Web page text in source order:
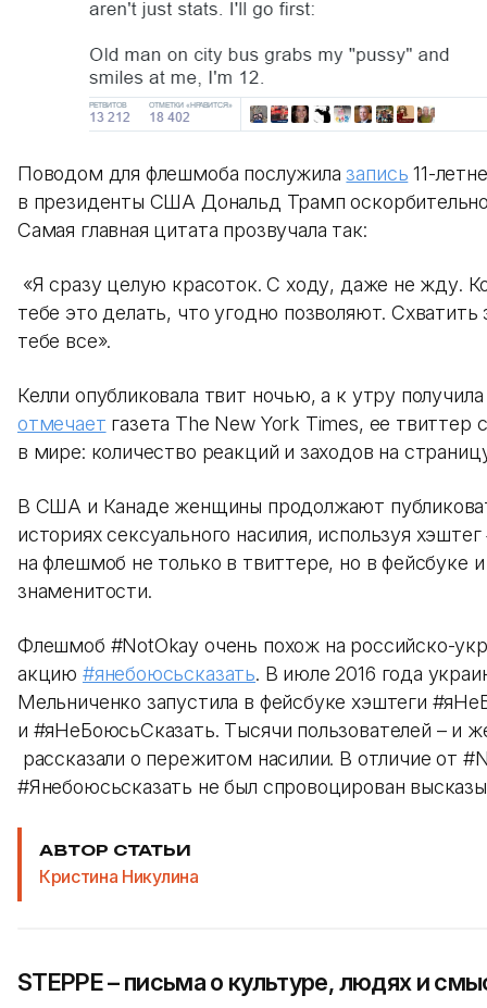
Поводом для флешмоба послужила запись 11-
в президенты США Дональд Трамп
Самая главная цитата прозвучала так:
«Я сразу целую красоток. С ходу, даже не жду.
тебе это делать, что угодно позволяют.
тебе все».
Келли опубликовала твит ночью, а к утру
отмечает газета The New York Times, ее твиттер
в мире: количество реакций и заходов на
В США и Канаде женщины продолжают
историях сексуального насилия, используя
на флешмоб не только в твиттере, но в фейсбуке
знаменитости.
Флешмоб #NotOkay очень похож на российско-
акцию #янебоюсьсказать. В июле 2016 года
Мельниченко запустила в фейсбуке хэштеги
и #яНеБоюсьСказать. Тысячи пользователей – и
рассказали о пережитом насилии. В отличие от
#Янебоюсьсказать не был спровоцирован
АВТОР СТАТЬИ
Кристина Никулина
STEPPE – письма о культуре, людях и